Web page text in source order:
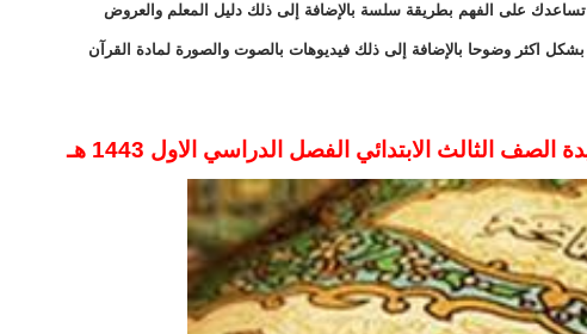
تساعدك على الفهم بطريقة سلسة بالإضافة إلى ذلك دليل المعلم والعروض
بشكل اكثر وضوحا بالإضافة إلى ذلك فيديوهات بالصوت والصورة لمادة القرآن
الثالث الابتدائي الفصل الدراسي الاول 1443 هـ